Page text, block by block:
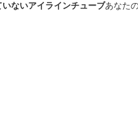
いないアイラインチューブあなた